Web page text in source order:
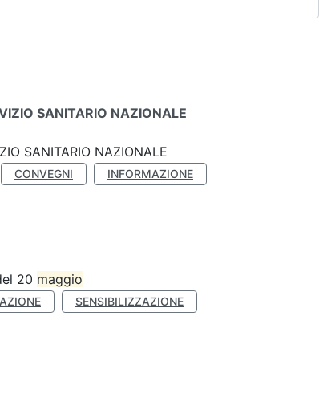
SANITARIO NAZIONALE
SANITARIO NAZIONALE
CONVEGNI
INFORMAZIONE
20 maggio
SENSIBILIZZAZIONE